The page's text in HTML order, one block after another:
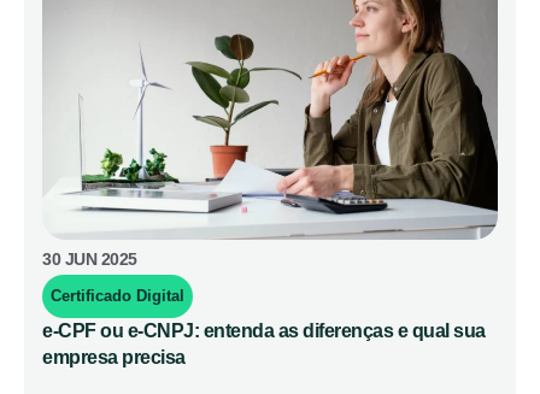
30 JUN 2025
Certificado Digital
e-CPF ou e-CNPJ: entenda as diferenças e qual sua
empresa precisa